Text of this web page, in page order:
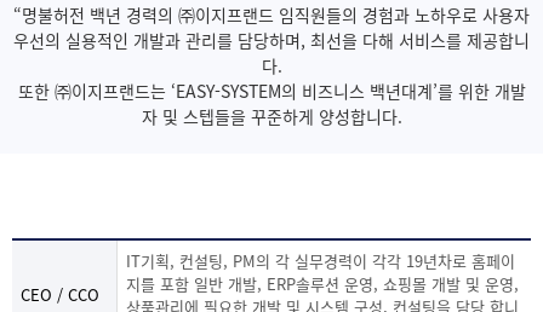
“명불허전 백년 경력의 ㈜이지프랜드 임직원들의 경험과 노하우로 사용자
우선의 실용적인 개발과 관리를 담당하며, 최선을 다해 서비스를 제공합니
다.
또한 ㈜이지프랜드는 ‘EASY-SYSTEM의 비즈니스 백년대계’를 위한 개발
자 및 스텝들을 꾸준하게 양성합니다.
CEO / CCO
IT기획, 컨설팅, PM의 각 실무경력이 각각 19년차로 홈페이
지를 포함 일반 개발, ERP솔루션 운영, 쇼핑몰 개발 및 운영,
상품관리에 필요한 개발 및 시스템 구성, 컨설팅을 담당 합니